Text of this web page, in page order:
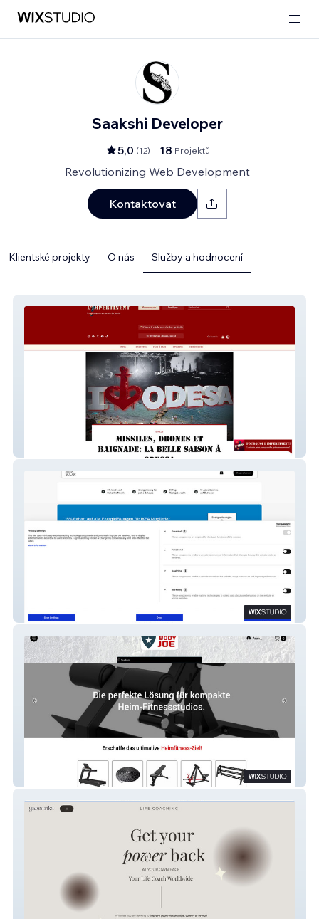
Saakshi Developer
5,0 (12) 18 Projektů
Revolutionizing Web Development
Kontaktovat
Klientské projekty O nás Služby a hodnocení
Svea Solar Deutschland